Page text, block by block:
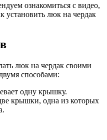
ознакомиться с видео,
установить люк на чердак
люк на чердак своими
способами:
одну крышку.
крышки, одна из которых